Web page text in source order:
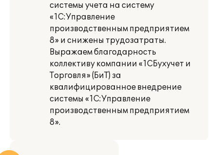
системы учета на систему
«1С:Управление
производственным предприятием
8» и снижены трудозатраты.
Выражаем благодарность
коллективу компании «1СБухучет и
Торговля» (БиТ) за
квалифицированное внедрение
системы «1С:Управление
производственным предприятием
8».